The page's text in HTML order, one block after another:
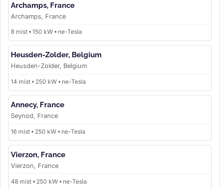
Archamps, France
Archamps, France
8 míst • 150 kW • ne-Tesla
Heusden-Zolder, Belgium
Heusden-Zolder, Belgium
14 míst • 250 kW • ne-Tesla
Annecy, France
Seynod, France
16 míst • 250 kW • ne-Tesla
Vierzon, France
Vierzon, France
48 míst • 250 kW • ne-Tesla